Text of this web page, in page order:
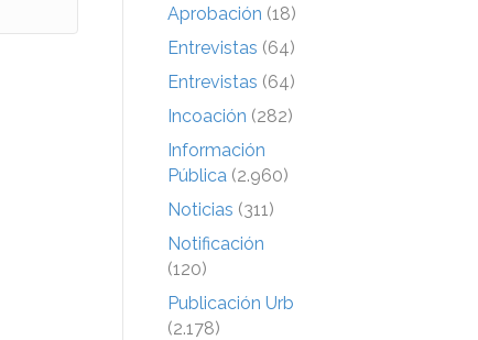
Aprobación (18)
Entrevistas (64)
Entrevistas (64)
Incoación (282)
Información
Pública (2.960)
Noticias (311)
Notificación
(120)
Publicación Urb
(2.178)